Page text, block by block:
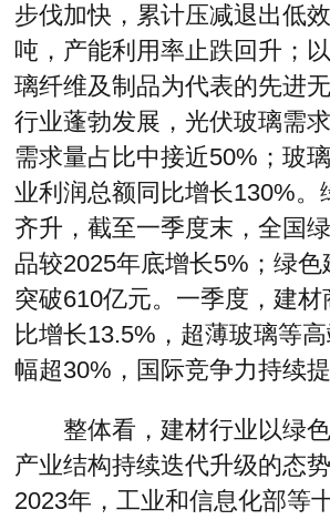
步伐加快，累计压减退出低
吨，产能利用率止跌回升；
璃纤维及制品为代表的先进
行业蓬勃发展，光伏玻璃需
需求量占比中接近50%；玻
业利润总额同比增长130%。
齐升，截至一季度末，全国
品较2025年底增长5%；绿
突破610亿元。一季度，建材
比增长13.5%，超薄玻璃等
幅超30%，国际竞争力持续提
整体看，建材行业以绿
产业结构持续迭代升级的态势
2023年，工业和信息化部等